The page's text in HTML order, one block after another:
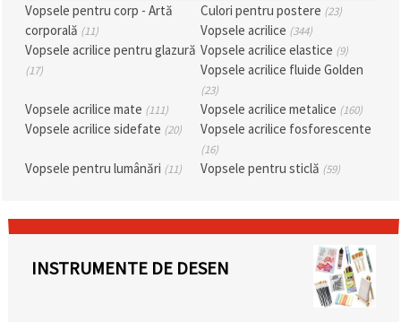
Puteți fi de
acord să
utilizați
toate
cookie -
clic pe
"acceptati
toate!" Sau
preferințele
un tip de
cookie -uri
făcând clic
pe butonul
Vopsele pentru corp - Artă
corporală (11)
Culori pentru postere (23)
Vopsele acrilice (344)
Vopsele acrilice pentru glazură
(17)
Vopsele acrilice elastice (9)
Vopsele acrilice fluide Golden
(23)
Vopsele acrilice mate (111) Vopsele acrilice metalice (160)
Vopsele acrilice sidefate (20) Vopsele acrilice fosforescente
(16)
Vopsele pentru lumânări (11) Vopsele pentru sticlă (59)
INSTRUMENTE DE DESEN